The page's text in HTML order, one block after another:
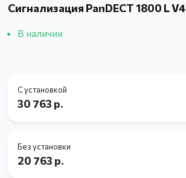
Сигнализация PanDECT 1800 L V4
В наличии
С установкой
30 763 р.
Без установки
20 763 р.